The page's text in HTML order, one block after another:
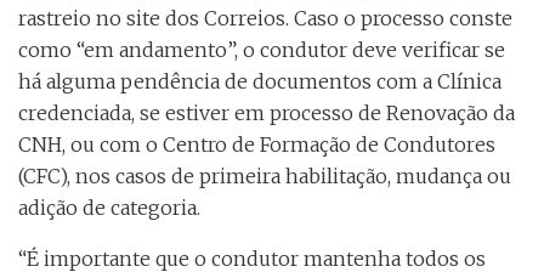
rastreio no site dos Correios. Caso o processo conste
como “em andamento”, o condutor deve verificar se
há alguma pendência de documentos com a Clínica
credenciada, se estiver em processo de Renovação da
CNH, ou com o Centro de Formação de Condutores
(CFC), nos casos de primeira habilitação, mudança ou
adição de categoria.
“É importante que o condutor mantenha todos os